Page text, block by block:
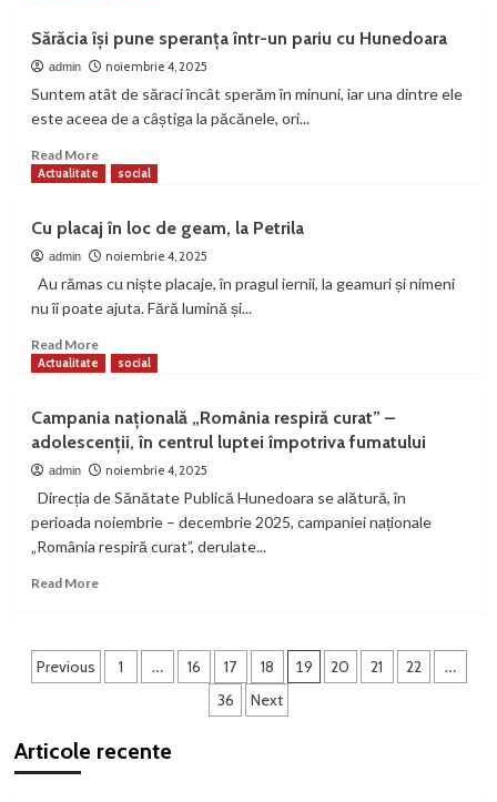
inspiră
artiști
și
cercetători
reuniți
în
Big
Green
Sărăcia își pune speranța într-un pariu cu Hunedoara
admin noiembrie 4, 2025
Suntem atât de săraci încât sperăm în minuni, iar una dintre ele
este aceea de a câștiga la păcănele, ori...
Read MoreRead
more
își
pune
speranța
într-
pariu
cu
Actualitate social
Cu placaj în loc de geam, la Petrila
admin noiembrie 4, 2025
Au rămas cu niște placaje, în pragul iernii, la geamuri și nimeni
nu îi poate ajuta. Fără lumină și...
Read MoreRead
more
placaj
în
loc
de
la
Petrila
Actualitate social
Campania națională „România respiră curat” –
adolescenții, în centrul luptei împotriva fumatului
admin noiembrie 4, 2025
Direcția de Sănătate Publică Hunedoara se alătură, în
perioada noiembrie – decembrie 2025, campaniei naționale
„România respiră curat”, derulate...
Read MoreRead
națională
„România
–
Paginație
Previous 1 … 16 17 18 19 20 21 22 …
36 Next
Articole recente